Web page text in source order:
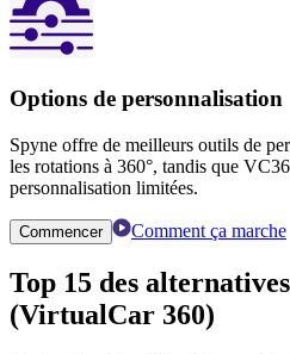
Options de personnalisation
Spyne offre de meilleurs outils de
les rotations à 360°, tandis que
personnalisation limitées.
Commencer Comment ça marche
Top 15 des
(VirtualCar 360)